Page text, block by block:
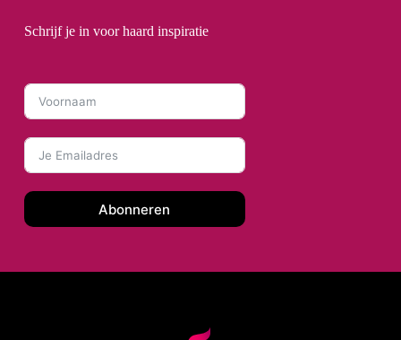
Schrijf je in voor haard inspiratie
Abonneren